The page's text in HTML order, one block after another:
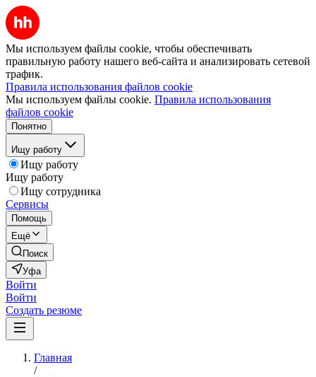
Мы используем файлы cookie, чтобы обеспечивать
правильную работу нашего веб-сайта и анализировать сетевой
трафик.
Правила использования файлов cookie
Мы используем файлы cookie. Правила использования
файлов cookie
Понятно
Ищу работу
Ищу работу
Ищу работу
Ищу сотрудника
Сервисы
Помощь
Ещё
Поиск
Уфа
Войти
Войти
Создать резюме
Главная
/